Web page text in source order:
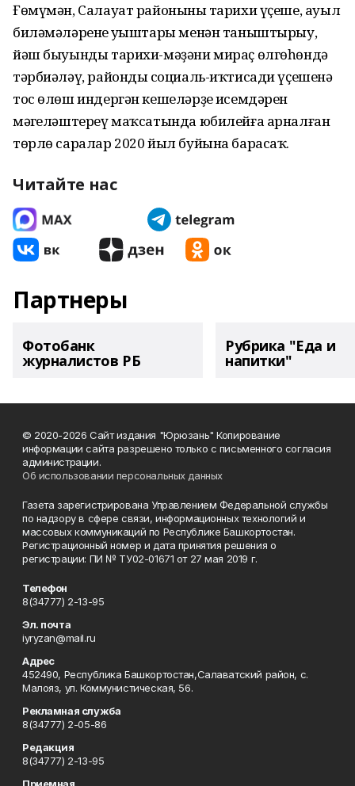
Ғөмүмән, Салауат районының тарихи үҫеше, ауыл
биләмәләренең уңыштары менән таныштырыу,
йәш быуынды тарихи-мәҙәни мираҫ өлгөһөндә
тәрбиәләү, райондың социаль-иҡтисади үҫешенә
тос өлөш индергән кешеләрҙең исемдәрен
мәңгеләштереү маҡсатында юбилейға арналған
төрлө саралар 2020 йыл буйына барасаҡ.
Читайте нас
Партнеры
Фотобанк
журналистов РБ
Рубрика "Еда и
напитки"
© 2020-2026 Сайт издания "Юрюзань" Копирование
информации сайта разрешено только с письменного согласия
администрации.
Об использовании персональных данных
Газета зарегистрирована Управлением Федеральной службы
по надзору в сфере связи, информационных технологий и
массовых коммуникаций по Республике Башкортостан.
Регистрационный номер и дата принятия решения о
регистрации: ПИ № ТУ02-01671 от 27 мая 2019 г.
Телефон
8(34777) 2-13-95
Эл. почта
iyryzan@mail.ru
Адрес
452490, Республика Башкортостан,Салаватский район, с.
Малояз, ул. Коммунистическая, 56.
Рекламная служба
8(34777) 2-05-86
Редакция
8(34777) 2-13-95